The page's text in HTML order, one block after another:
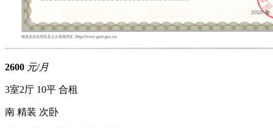
2600 元/月
3室2厅 10平 合租
南 精装 次卧